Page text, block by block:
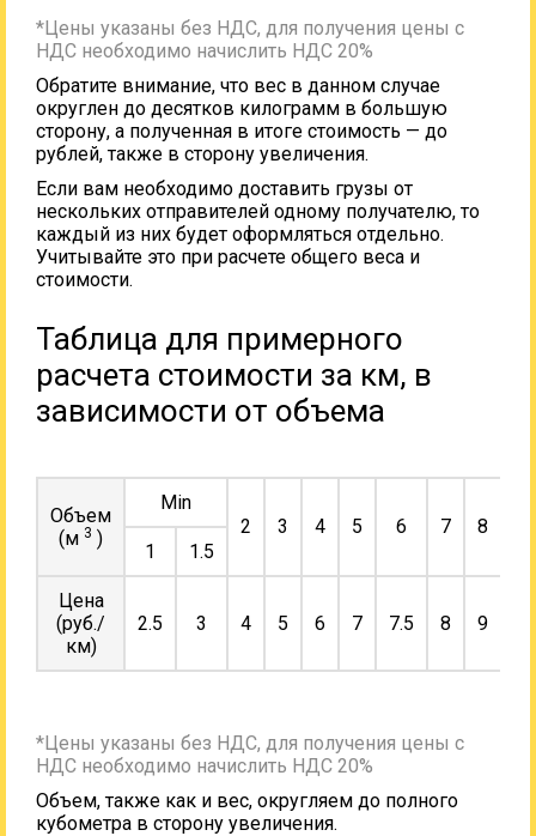
*Цены указаны без НДС, для получения цены с
НДС необходимо начислить НДС 20%
Обратите внимание, что вес в данном случае
округлен до десятков килограмм в большую
сторону, а полученная в итоге стоимость — до
рублей, также в сторону увеличения.
Если вам необходимо доставить грузы от
нескольких отправителей одному получателю, то
каждый из них будет оформляться отдельно.
Учитывайте это при расчете общего веса и
стоимости.
Таблица для примерного
расчета стоимости за км, в
зависимости от объема
Объем
(м 3 )
Min
2
3 4 5 6 7 8
1
1.5
Цена
(руб./
км)
2.5 3 4 5 6 7 7.5 8 9
*Цены указаны без НДС, для получения цены с
НДС необходимо начислить НДС 20%
Объем, также как и вес, округляем до полного
кубометра в сторону увеличения.